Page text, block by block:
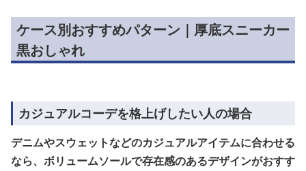
ケース別おすすめパターン｜厚底スニーカー
黒おしゃれ
カジュアルコーデを格上げしたい人の場合
デニムやスウェットなどのカジュアルアイテムに合わせる
なら、ボリュームソールで存在感のあるデザインがおすす